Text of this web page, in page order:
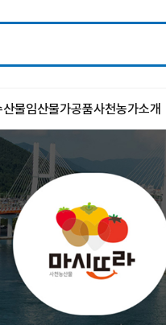
산물임산물가공품사천농가소개